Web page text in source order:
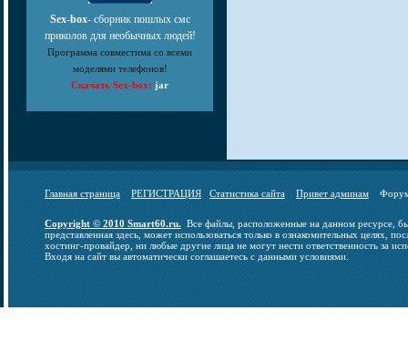
Sex-box- сборник пошлых смс
приколов для необычных людей!
Программа совместима со всеми
моделями телефонов!
Скачать Sex-box: jar
Главная страница РЕГИСТРАЦИЯ Статистика сайта Привет админам
Copyright © 2010 Smart60.ru. Все файлы, расположенные на данном ресурсе,
представленная здесь, может использоваться только в ознакомительных целях,
хостинг-провайдер, ни любые другие лица не могут нести ответственность за
Входя на сайт вы автоматически соглашаетесь с данными условиями.